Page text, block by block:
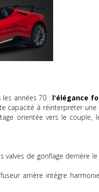
années 70 : l'élégance
capacité à réinterpréter une
orientée vers le couple,
valves de gonflage derrière
arrière intègre